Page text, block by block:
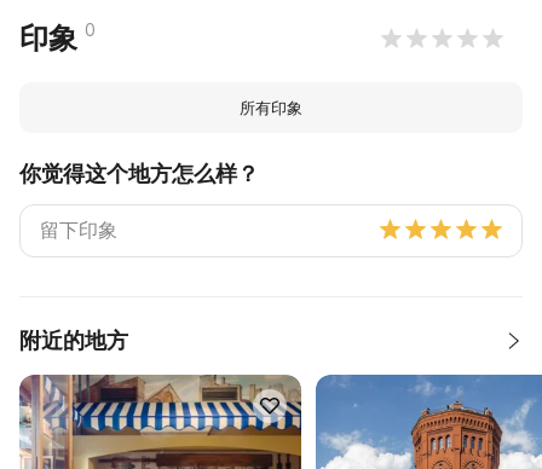
印象 0
所有印象
你觉得这个地方怎么样？
附近的地方